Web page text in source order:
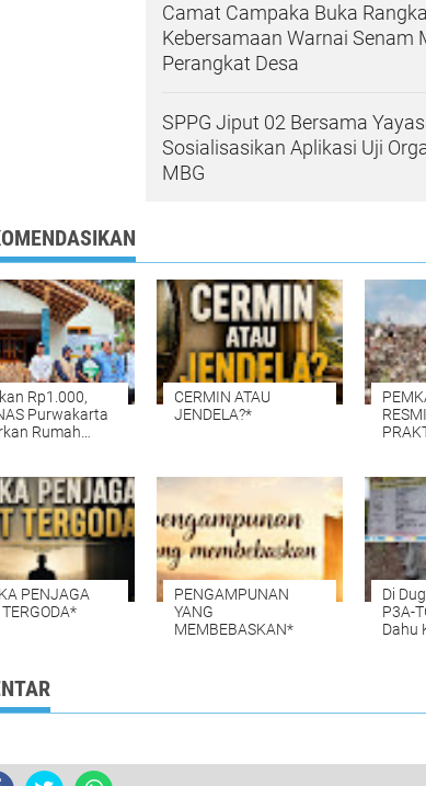
Camat Campaka Buka
Kebersamaan Warnai Senam
Perangkat Desa
SPPG Jiput 02 Bersama
Sosialisasikan Aplikasi Uji
MBG
Purwakarta
Rumah
CERMIN ATAU
JENDELA?*
RESMI HENTIKAN
PENJAGA
PENGAMPUNAN
YANG
MEMBEBASKAN*
Di
P3A-
Dahu